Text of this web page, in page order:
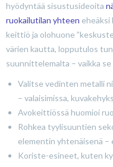
hyödyntää sisustusideoita
ruokailutilan yhteen eheäksi
keittiö ja olohuone
värien kautta, lopputulos
suunnittelemalta – vaikka
Valitse vedinten metalli
– valaisimissa,
Avokeittiössä huomioi
Rohkea tyylisuuntien
elementin yhtenäisenä –
Koriste-esineet, kuten